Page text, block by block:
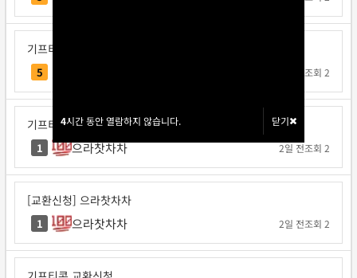
4시간 동안 열람하지 않습니다. 닫기
4시간 동안 열람하지 않습니다. 닫기
기프티콘 교환신청
5 조회 2
기프티콘 교환신청
1 으라찻차차 2일 전조회 2
[교환신청] 으라찻차차
1 으라찻차차 2일 전조회 2